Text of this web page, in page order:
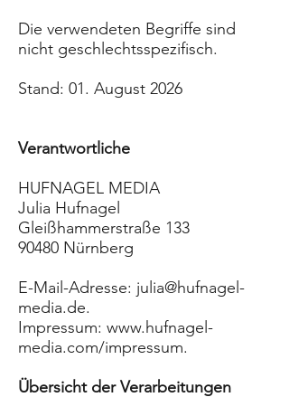
Die verwendeten Begriffe sind
nicht geschlechtsspezifisch.
Stand: 01. August 2026
Verantwortliche
HUFNAGEL MEDIA
Julia Hufnagel
Gleißhammerstraße 133
90480 Nürnberg
E-Mail-Adresse: julia@hufnagel-
media.de.
Impressum: www.hufnagel-
media.com/impressum.
Übersicht der Verarbeitungen